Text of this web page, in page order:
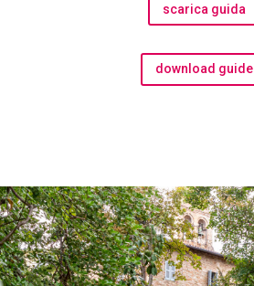
scarica guida
download guide